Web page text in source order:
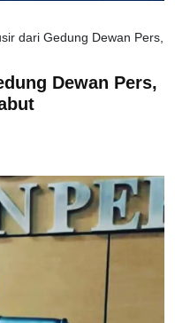
dari Gedung Dewan Pers,
Dewan Pers,